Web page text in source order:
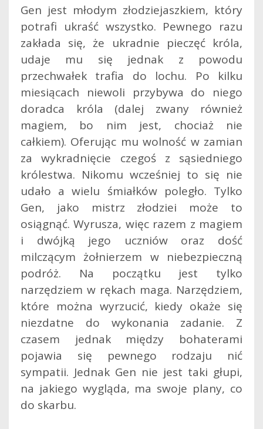
Gen jest młodym złodziejaszkiem, który
potrafi ukraść wszystko. Pewnego razu
zakłada się, że ukradnie pieczęć króla,
udaje mu się jednak z powodu
przechwałek trafia do lochu. Po kilku
miesiącach niewoli przybywa do niego
doradca króla (dalej zwany również
magiem, bo nim jest, chociaż nie
całkiem). Oferując mu wolność w zamian
za wykradnięcie czegoś z sąsiedniego
królestwa. Nikomu wcześniej to się nie
udało a wielu śmiałków poległo. Tylko
Gen, jako mistrz złodziei może to
osiągnąć. Wyrusza, więc razem z magiem
i dwójką jego uczniów oraz dość
milczącym żołnierzem w niebezpieczną
podróż. Na początku jest tylko
narzędziem w rękach maga. Narzędziem,
które można wyrzucić, kiedy okaże się
niezdatne do wykonania zadanie. Z
czasem jednak między bohaterami
pojawia się pewnego rodzaju nić
sympatii. Jednak Gen nie jest taki głupi,
na jakiego wygląda, ma swoje plany, co
do skarbu.